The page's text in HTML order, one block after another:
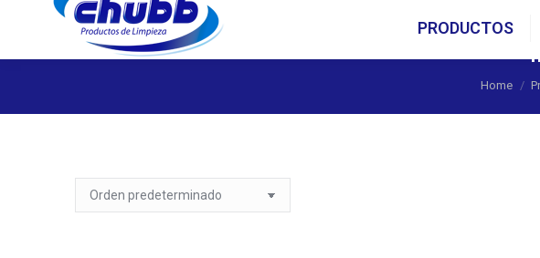
PRODUCTOS
You are
Home